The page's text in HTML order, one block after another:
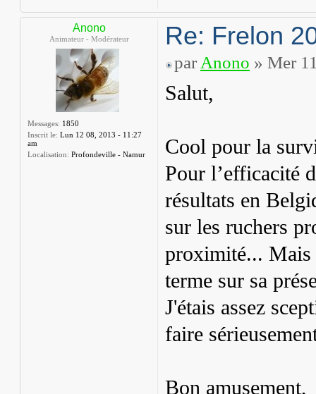
Anono
Animateur - Modérateur
Messages: 1850
Inscrit le: Lun 12 08, 2013 - 11:27
am
Localisation: Profondeville - Namur
Re: Frelon
par Anono » Mer
Salut,
Cool pour la
Pour l’efficacité
résultats en
sur les ruchers
proximité... Mais
terme sur sa
J'étais assez
faire
Bon amusement,